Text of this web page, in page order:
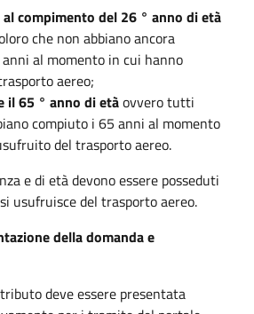
compimento del 26 ° anno di età
che non abbiano ancora
al momento in cui hanno
aereo;
il 65 ° anno di etàovvero tutti
compiuto i 65 anni al momento
del trasporto aereo.
e di età devono essere posseduti
usufruisce del trasporto aereo.
della domanda e
deve essere presentata